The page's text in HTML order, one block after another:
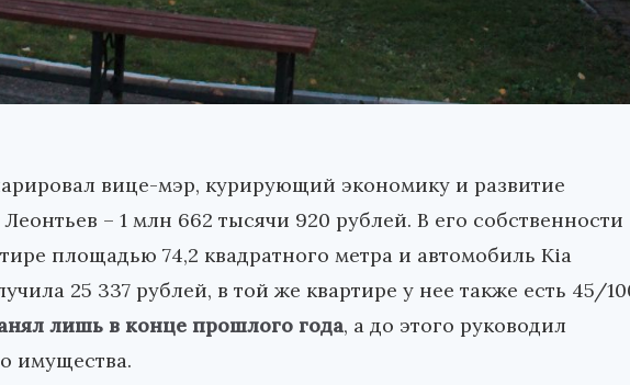
вице-мэр, курирующий экономику и развитие
– 1 млн 662 тысячи 920 рублей. В его собственности
площадью 74,2 квадратного метра и автомобиль Kia
25 337 рублей, в той же квартире у нее также есть 45/
лишь в конце прошлого года, а до этого руководил
имущества.